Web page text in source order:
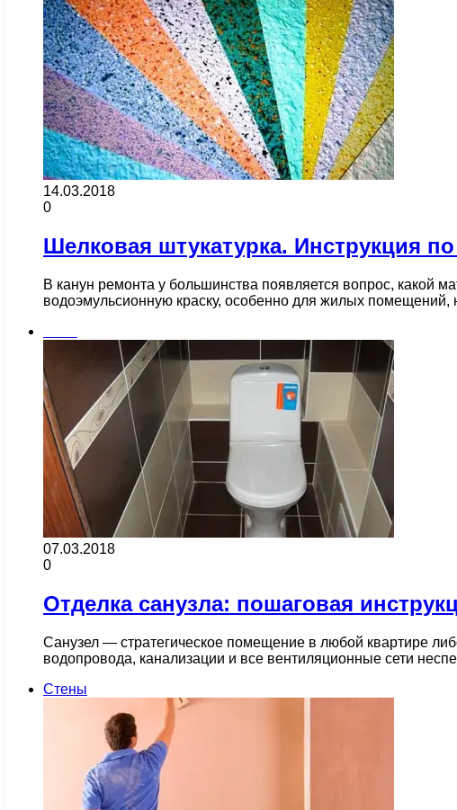
14.03.2018
0
Шелковая штукатурка. Инструкция
В канун ремонта у большинства появляется вопрос, какой
водоэмульсионную краску, особенно для жилых помещений,
07.03.2018
0
Отделка санузла: пошаговая
Санузел — стратегическое помещение в любой квартире
водопровода, канализации и все вентиляционные сети
Стены